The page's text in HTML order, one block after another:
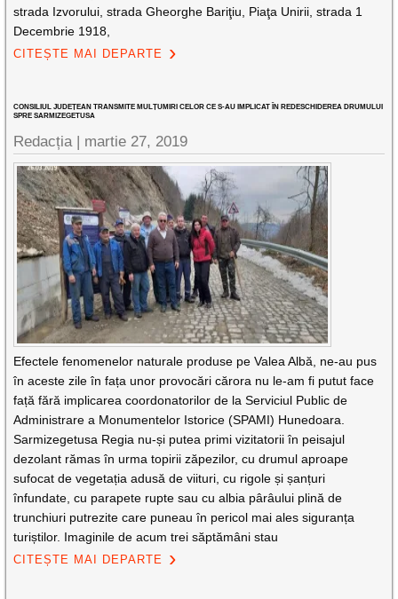
strada Izvorului, strada Gheorghe Bariţiu, Piaţa Unirii, strada 1
Decembrie 1918,
CITEȘTE MAI DEPARTE
CONSILIUL JUDEȚEAN TRANSMITE MULȚUMIRI CELOR CE S-AU IMPLICAT ÎN REDESCHIDEREA DRUMULUI
SPRE SARMIZEGETUSA
Redacția | martie 27, 2019
Efectele fenomenelor naturale produse pe Valea Albă, ne-au pus
în aceste zile în fața unor provocări cărora nu le-am fi putut face
față fără implicarea coordonatorilor de la Serviciul Public de
Administrare a Monumentelor Istorice (SPAMI) Hunedoara.
Sarmizegetusa Regia nu-și putea primi vizitatorii în peisajul
dezolant rămas în urma topirii zăpezilor, cu drumul aproape
sufocat de vegetația adusă de viituri, cu rigole și șanțuri
înfundate, cu parapete rupte sau cu albia pârâului plină de
trunchiuri putrezite care puneau în pericol mai ales siguranța
turiștilor. Imaginile de acum trei săptămâni stau
CITEȘTE MAI DEPARTE